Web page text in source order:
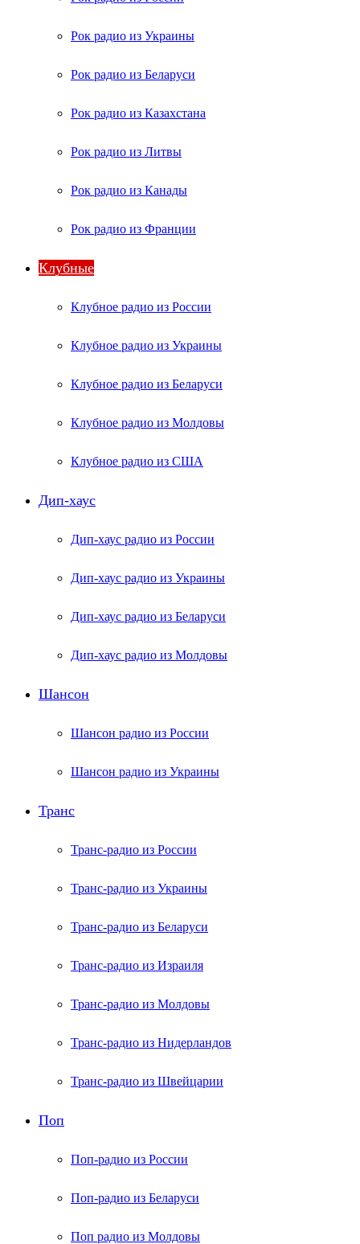
Рок радио из Украины
Рок радио из Беларуси
Рок радио из Казахстана
Рок радио из Литвы
Рок радио из Канады
Рок радио из Франции
Клубные
Клубное радио из России
Клубное радио из Украины
Клубное радио из Беларуси
Клубное радио из Молдовы
Клубное радио из США
Дип-хаус
Дип-хаус радио из России
Дип-хаус радио из Украины
Дип-хаус радио из Беларуси
Дип-хаус радио из Молдовы
Шансон
Шансон радио из России
Шансон радио из Украины
Транс
Транс-радио из России
Транс-радио из Украины
Транс-радио из Беларуси
Транс-радио из Израиля
Транс-радио из Молдовы
Транс-радио из Нидерландов
Транс-радио из Швейцарии
Поп
Поп-радио из России
Поп-радио из Беларуси
Поп радио из Молдовы